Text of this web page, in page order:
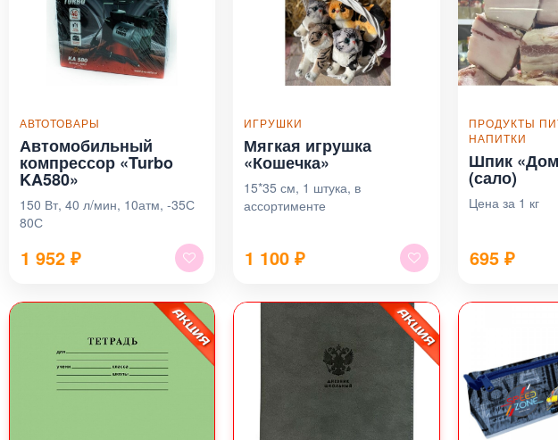
АВТОТОВАРЫ
Автомобильный
компрессор «Turbo
KA580»
150 Вт, 40 л/мин, 10атм, -35С
80С
1 952 ₽
ИГРУШКИ
Мягкая игрушка
«Кошечка»
15*35 см, 1 штука, в
ассортименте
1 100 ₽
ПРОДУКТЫ
НАПИТКИ
Шпик
(сало)
Цена за 1 кг
695₽